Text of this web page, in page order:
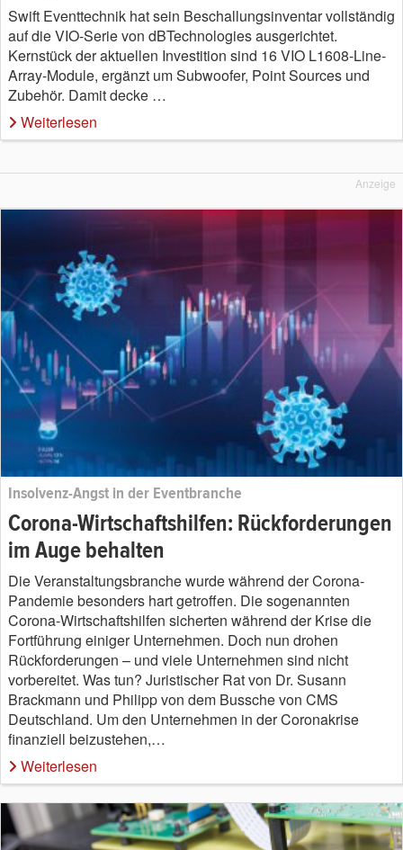
Swift Eventtechnik hat sein Beschallungsinventar vollständig
auf die VIO-Serie von dBTechnologies ausgerichtet.
Kernstück der aktuellen Investition sind 16 VIO L1608-Line-
Array-Module, ergänzt um Subwoofer, Point Sources und
Zubehör. Damit decke …
Weiterlesen
Anzeige
Insolvenz-Angst in der Eventbranche
Corona-Wirtschaftshilfen: Rückforderungen
im Auge behalten
Die Veranstaltungsbranche wurde während der Corona-
Pandemie besonders hart getroffen. Die sogenannten
Corona-Wirtschaftshilfen sicherten während der Krise die
Fortführung einiger Unternehmen. Doch nun drohen
Rückforderungen – und viele Unternehmen sind nicht
vorbereitet. Was tun? Juristischer Rat von Dr. Susann
Brackmann und Philipp von dem Bussche von CMS
Deutschland. Um den Unternehmen in der Coronakrise
finanziell beizustehen,…
Weiterlesen